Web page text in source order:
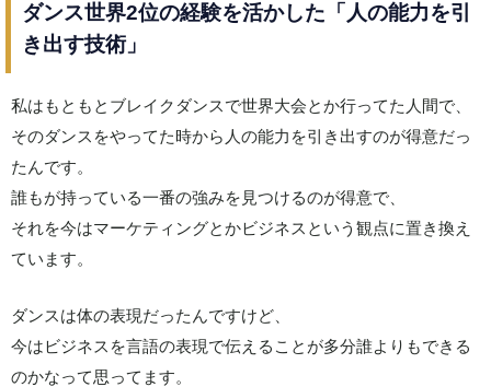
ダンス世界2位の経験を活かした「人の能力を引
き出す技術」
私はもともとブレイクダンスで世界大会とか行ってた人間で、
そのダンスをやってた時から人の能力を引き出すのが得意だっ
たんです。
誰もが持っている一番の強みを見つけるのが得意で、
それを今はマーケティングとかビジネスという観点に置き換え
ています。
ダンスは体の表現だったんですけど、
今はビジネスを言語の表現で伝えることが多分誰よりもできる
のかなって思ってます。